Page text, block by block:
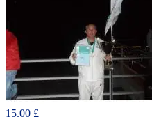
15.00 £